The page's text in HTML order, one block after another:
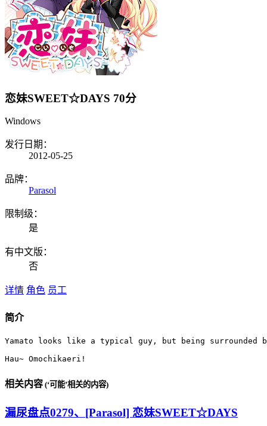
恋妹SWEET☆DAYS 70分
Windows
发行日期：
2012-05-25
品牌：
Parasol
限制级：
是
有中文版：
否
详情 角色 员工
简介
Yamato looks like a typical guy, but being
Hau~ Omochikaeri!
相关内容 (‘可能’相关的内容)
漏尿盘点0279、[Parasol] 恋妹SWEET☆DAYS